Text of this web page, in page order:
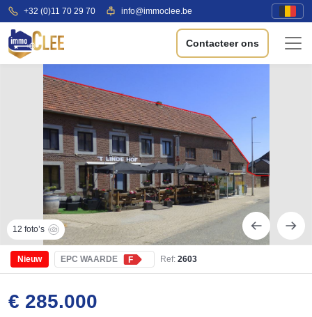
+32 (0)11 70 29 70 info@immoclee.be
Contacteer ons
12 foto’s
Nieuw EPC WAARDE F Ref: 2603
€ 285.000